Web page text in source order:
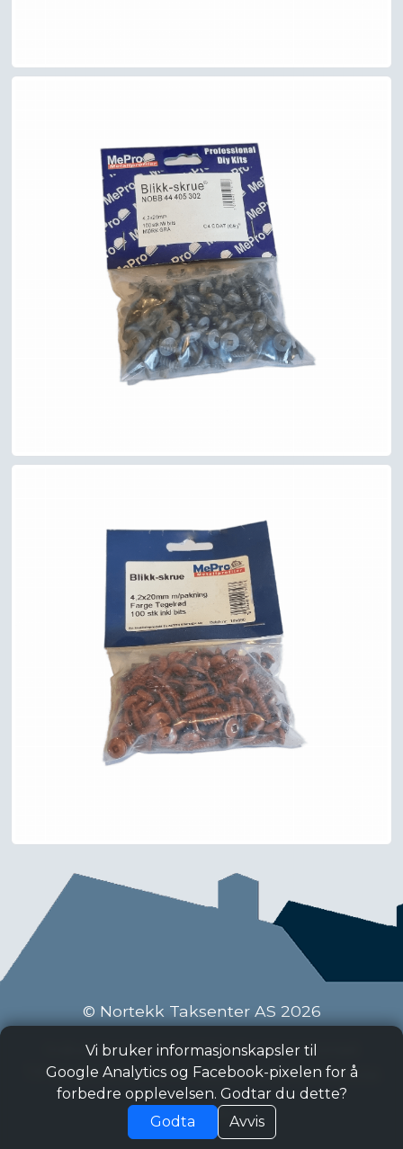
© Nortekk Taksenter AS 2026
Industriveien 9 C, 2020 Skedsmokorset
Tlf:63 87 15 50, Epost:taksenter@nortekk.no
Personvern
Vi bruker informasjonskapsler til
Google Analytics og Facebook-pixelen for å
forbedre opplevelsen. Godtar du dette?
Godta
Avvis